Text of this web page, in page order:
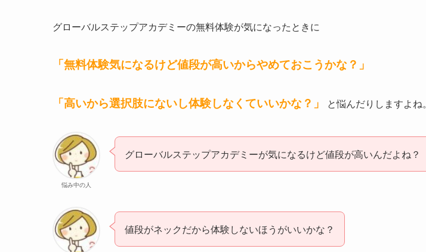
グローバルステップアカデミーの無料体験が気になったときに
「無料体験気になるけど値段が高いからやめておこうかな？」
「高いから選択肢にないし体験しなくていいかな？」 と悩んだりしますよね。
悩み中の人
グローバルステップアカデミーが気になるけど値段が高いんだよね？
値段がネックだから体験しないほうがいいかな？